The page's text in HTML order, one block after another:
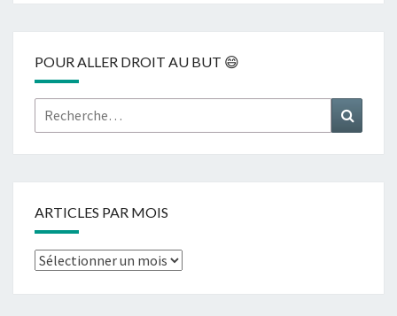
POUR ALLER DROIT AU BUT 😄
Rechercher :
ARTICLES PAR MOIS
Articles